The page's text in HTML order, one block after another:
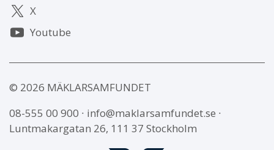
X
Youtube
© 2026 MÄKLARSAMFUNDET
08-555 00 900 ∙ info@maklarsamfundet.se ∙
Luntmakargatan 26, 111 37 Stockholm